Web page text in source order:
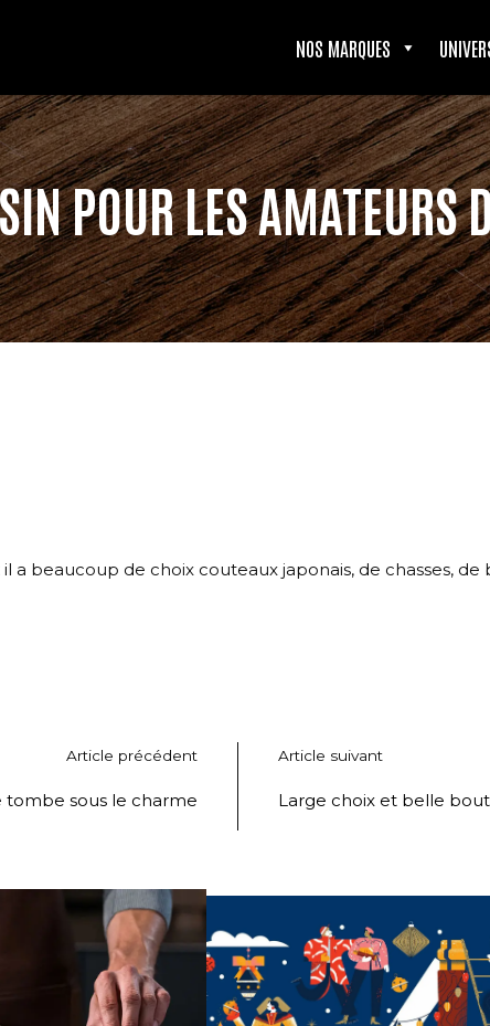
NOS MARQUES
POUR LES AMATEURS
beaucoup de choix couteaux japonais, de chasses, de
Article précédent
tombe sous le charme
Article suivant
Large choix et belle